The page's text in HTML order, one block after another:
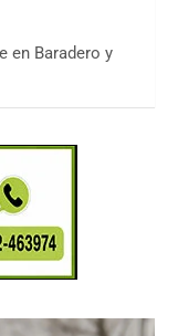
en Baradero y